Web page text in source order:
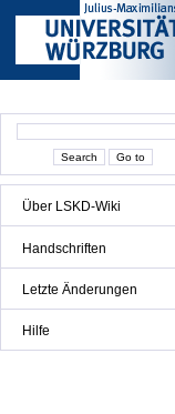
Über LSKD-Wiki
Handschriften
Letzte Änderungen
Hilfe